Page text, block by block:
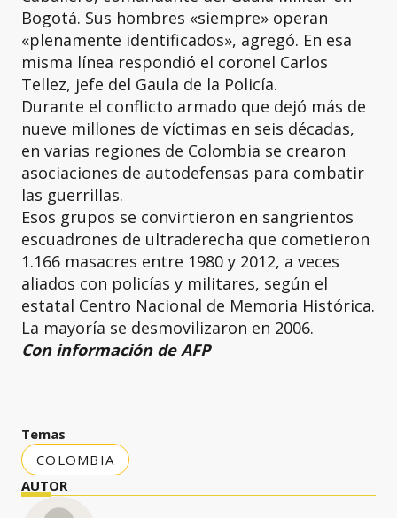
Bogotá. Sus hombres «siempre» operan
«plenamente identificados», agregó. En esa
misma línea respondió el coronel Carlos
Tellez, jefe del Gaula de la Policía.
Durante el conflicto armado que dejó más de
nueve millones de víctimas en seis décadas,
en varias regiones de Colombia se crearon
asociaciones de autodefensas para combatir
las guerrillas.
Esos grupos se convirtieron en sangrientos
escuadrones de ultraderecha que cometieron
1.166 masacres entre 1980 y 2012, a veces
aliados con policías y militares, según el
estatal Centro Nacional de Memoria Histórica.
La mayoría se desmovilizaron en 2006.
Con información de AFP
Temas
COLOMBIA
AUTOR